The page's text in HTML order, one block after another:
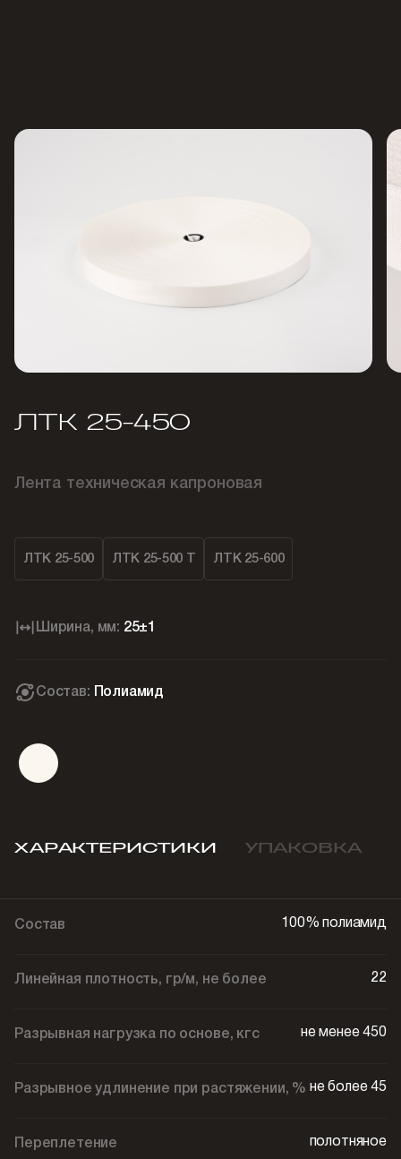
ЛТК 25-450
Лента техническая капроновая
ЛТК 25-500 ЛТК 25-500 Т ЛТК 25-600
Ширина, мм: 25±1
Состав: Полиамид
ХАРАКТЕРИСТИКИ УПАКОВКА
Состав 100% полиамид
Линейная плотность, гр/м, не более 22
Разрывная нагрузка по основе, кгс не менее 450
Разрывное удлинение при растяжении, % не более 45
Переплетение полотняное